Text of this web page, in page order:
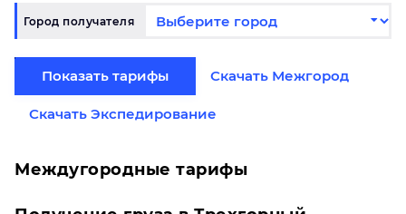
Город получателя
Показать тарифы Скачать Межгород
Скачать Экспедирование
Междугородные тарифы